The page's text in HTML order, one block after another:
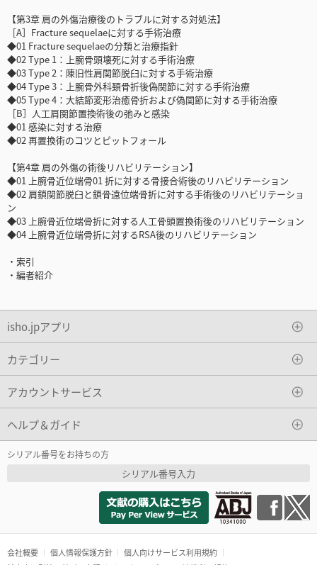
【第3章 肩の外傷治療後のトラブルに対する対処法】
［A］Fracture sequelaeに対する手術治療
◆01 Fracture sequelaeの分類と治療指針
◆02 Type 1：上腕骨頭壊死に対する手術治療
◆03 Type 2：陳旧性肩関節脱臼に対する手術治療
◆04 Type 3：上腕骨外科頚骨折後偽関節に対する手術治療
◆05 Type 4：大結節変形治癒骨折および偽関節に対する手術治療
［B］人工肩関節置換術後の弛みと感染
◆01 感染に対する治療
◆02 再置換術のコツとピットフォール
【第4章 肩の外傷の術後リハビリテーション】
◆01 上腕骨近位端骨01 折に対する骨接合術後のリハビリテーション
◆02 肩鎖関節脱臼と鎖骨遠位端骨折に対する手術後のリハビリテーショ
ン
◆03 上腕骨近位端骨折に対する人工骨頭置換術後のリハビリテーション
◆04 上腕骨近位端骨折に対するRSA後のリハビリテーション
・索引
・編者紹介
isho.jpアプリ
カテゴリー
アカウントサービス
ヘルプ＆ガイド
シリアル番号をお持ちの方
シリアル番号入力
会社概要 個人情報保護方針
個人向けサービス利用規約